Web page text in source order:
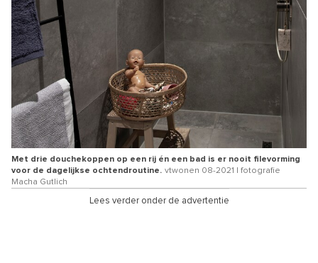
Met drie douchekoppen op een rij én een bad is er nooit filevorming
voor de dagelijkse ochtendroutine. vtwonen 08-2021 | fotografie
Macha Gutlich
Lees verder onder de advertentie